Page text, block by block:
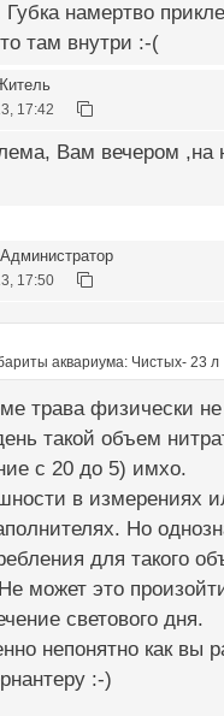
Губка намертво
там внутри :-(
17:42
Вам вечером ,на
Администратор
17:50
аквариума: Чистых- 23 л
трава физически
такой объем
с 20 до 5) имхо.
в измерениях
Но
для такого
может это
светового дня.
непонятно как вы
:-)